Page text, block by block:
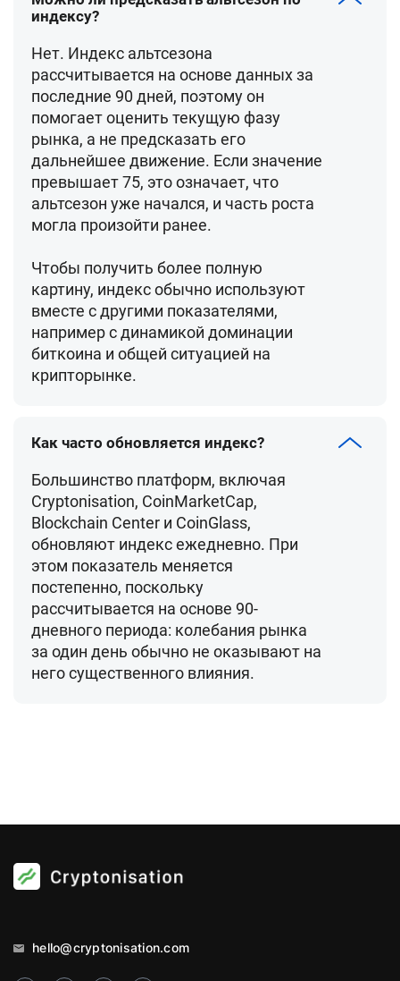
индексу?
Нет. Индекс альтсезона
рассчитывается на основе данных за
последние 90 дней, поэтому он
помогает оценить текущую фазу
рынка, а не предсказать его
дальнейшее движение. Если значение
превышает 75, это означает, что
альтсезон уже начался, и часть роста
могла произойти ранее.
Чтобы получить более полную
картину, индекс обычно используют
вместе с другими показателями,
например с динамикой доминации
биткоина и общей ситуацией на
крипторынке.
Как часто обновляется индекс?
Большинство платформ, включая
Cryptonisation, CoinMarketCap,
Blockchain Center и CoinGlass,
обновляют индекс ежедневно. При
этом показатель меняется
постепенно, поскольку
рассчитывается на основе 90-
дневного периода: колебания рынка
за один день обычно не оказывают на
него существенного влияния.
hello@cryptonisation.com